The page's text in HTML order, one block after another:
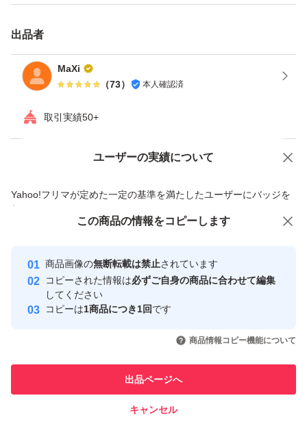
出品者
MaXi
（73） 本人確認済
取引実績50+
ユーザーの実績について
Yahoo!フリマが定めた一定の基準を満たしたユーザーにバッジを
付与しています
安心取引出品者
心・安全なユーザーです
取引実績
引を完了させた実績があります
での取引実績があります
価格の相談 商品への質問
この商品の情報をコピーします
商品画像の無断転載は禁止されています
コピーされた情報は必ずご自身の商品に合わせて編集
してください
コピーは1商品につき1回です
商品情報コピー機能について
出品ページへ
キャンセル
この商品をみている人にオススメ